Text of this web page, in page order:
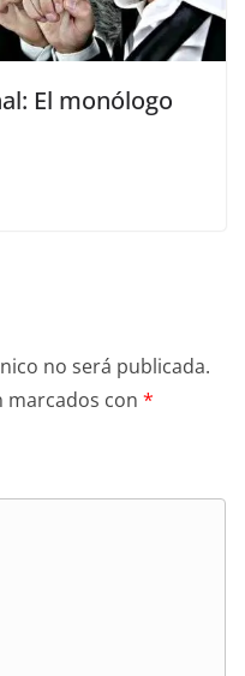
El monólogo
no será publicada.
marcados con *